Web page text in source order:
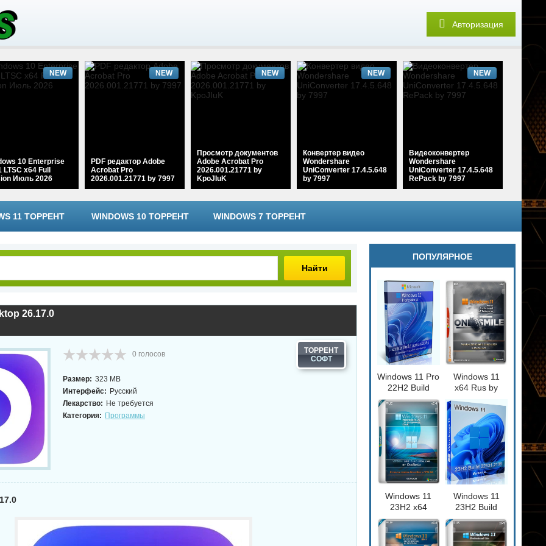
Авторизация
10 Enterprise
LTSC x64 Full
Июль 2026
NEW
PDF редактор Adobe
Acrobat Pro
2026.001.21771 by 7997
NEW
Просмотр документов
Adobe Acrobat Pro
2026.001.21771 by
KpoJIuK
NEW
Конвертер видео
Wondershare
UniConverter 17.4.5.648
by 7997
NEW
Видеоконвертер
Wondershare
UniConverter 17.4.5.648
RePack by 7997
NEW
коллажей
26.8.1 + Portable
Бэкап системы Hasleo
Увеличение
изображений ON1
Resize AI 2026.5
20.5.0.19010
копирование
by Dodakaedr
NEW
Krita 5.3.3 by 7997
18.2.3.42
Capture 11.3 by KpoJIuK
NEW
Windows 11 Pro 26H1
Lite version Build
28000.2525
NEW
NEW NEW
11 ТОРРЕНТ WINDOWS 10 ТОРРЕНТ WINDOWS 7 ТОРРЕНТ
Найти
26.17.0
0 голосов ТОРРЕНТ
Размер: 323 MB
Интерфейс: Русский
Лекарство: Не требуется
Категория: Программы
ПОПУЛЯРНОЕ
Windows 11 Pro
22H2 Build
22621.2283
Full September
2023
Windows 11
x64 Rus by
[22621.2359]
Windows 11
23H2 x64
Русская by
OneSmiLe
25941.1000
Windows 11
23H2 Build
22631.2199
(Moment 4)